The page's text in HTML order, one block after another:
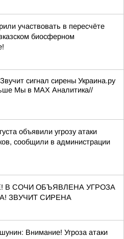
участвовать в пересчёте
биосферном
сигнал сирены Украина.ру
Мы в MAX Аналитика//
объявили угрозу атаки
сообщили в администрации
В СОЧИ ОБЪЯВЛЕНА УГРОЗА
ЗВУЧИТ СИРЕНА
Внимание! Угроза атаки